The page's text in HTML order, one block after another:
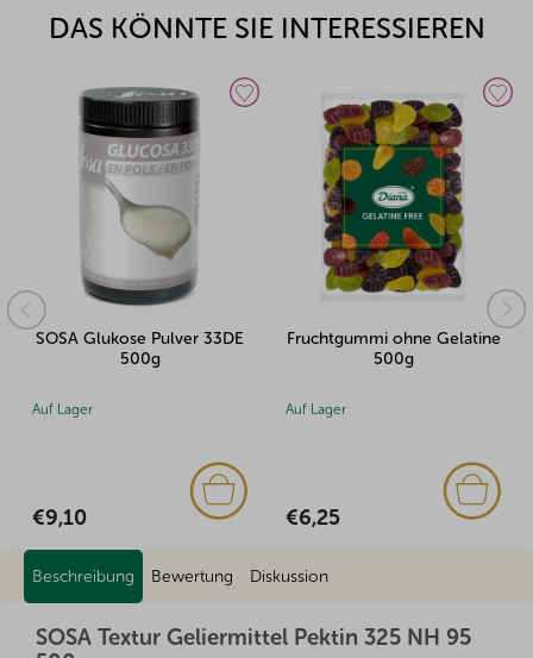
DAS KÖNNTE SIE INTERESSIEREN
SOSA Glukose Pulver 33DE
500g
Auf Lager
€9,10
Fruchtgummi ohne Gelatine
500g
Auf Lager
€6,25
Beschreibung Bewertung Diskussion
SOSA Textur Geliermittel Pektin 325 NH 95